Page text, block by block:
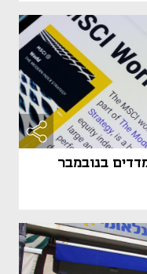
בנובמבר